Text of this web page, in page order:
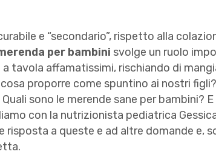
e “secondario”, rispetto alla
per bambini svolge un ruolo
tavola affamatissimi, rischiando di
proporre come spuntino ai nostri
sono le merende sane per bambini?
con la nutrizionista pediatrica
risposta a queste e ad altre domande e,